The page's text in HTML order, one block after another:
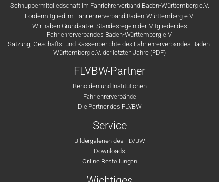
Schnuppermitgliedschaft im Fahrlehrerverband Baden-Württemberg e.V.
Fördermitglied im Fahrlehrerverband Baden-Württemberg e.V.
Wir haben Grundsätze: Standesregeln der Mitglieder des
Fahrlehrerverbandes Baden-Württemberg e.V.
Satzung, Geschäfts- und Kassenberichte des Fahrlehrerverbandes Baden-
Württemberg e.V. der letzten Jahre (PDF)
FLVBW-Partner
Behörden und Institutionen
Fahrlehrerverbände
Die Partner des FLVBW
Service
Bildergalerien des FLVBW
Downloads
Online Bestellungen